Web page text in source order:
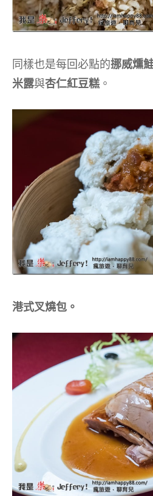
同樣也是每回必點的挪威燻
米露與杏仁紅豆糕 。
港式叉燒包。